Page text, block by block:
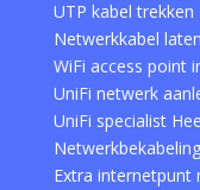
UTP kabel
Netwerkkabel
WiFi access point
UniFi netwerk
UniFi specialist
Extra internetpunt